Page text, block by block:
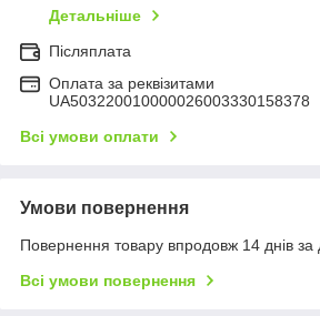
Детальніше
Післяплата
Оплата за реквізитами
UA503220010000026003330158378
Всі умови оплати
Умови повернення
Повернення товару впродовж 14 днів за
Всі умови повернення